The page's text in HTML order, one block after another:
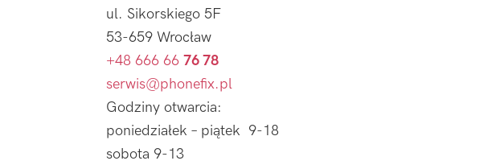
ul. Sikorskiego 5F
53-659 Wrocław
+48 666 66 76 78
serwis@phonefix.pl
Godziny otwarcia:
poniedziałek – piątek 9-18
sobota 9-13